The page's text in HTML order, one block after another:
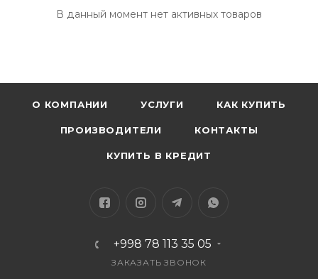
В данный момент нет активных товаров
О КОМПАНИИ УСЛУГИ КАК КУПИТЬ
ПРОИЗВОДИТЕЛИ КОНТАКТЫ
КУПИТЬ В КРЕДИТ
+998 78 113 35 05
ЗАКАЗАТЬ ЗВОНОК